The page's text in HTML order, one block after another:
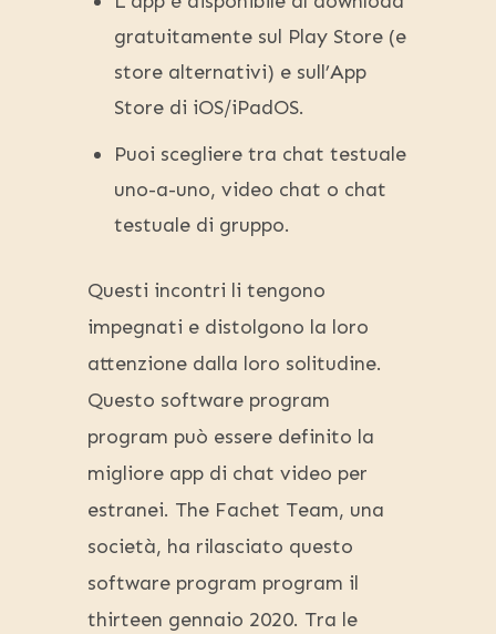
gratuitamente sul Play Store (e
store alternativi) e sull’App
Store di iOS/iPadOS.
Puoi scegliere tra chat testuale
uno-a-uno, video chat o chat
testuale di gruppo.
Questi incontri li tengono
impegnati e distolgono la loro
attenzione dalla loro solitudine.
Questo software program
program può essere definito la
migliore app di chat video per
estranei. The Fachet Team, una
società, ha rilasciato questo
software program program il
thirteen gennaio 2020. Tra le